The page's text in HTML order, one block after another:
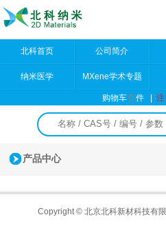
北科首页 公司简介
纳米医学 MXene学术专题
购物车0件 |
产品中心
Copyright © 北京北科新材科技有